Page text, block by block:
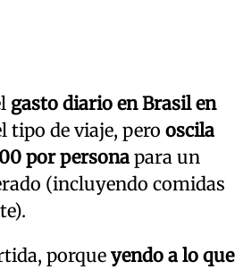
gasto diario en Brasil en
tipo de viaje, pero oscila
por persona para un
(incluyendo comidas
porque yendo a lo que